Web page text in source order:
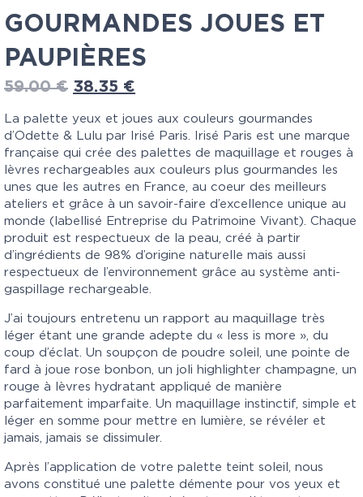
GOURMANDES JOUES ET
PAUPIÈRES
59.00€ 38.35 €
La palette yeux et joues aux couleurs gourmandes
d’Odette & Lulu par Irisé Paris. Irisé Paris est une marque
française qui crée des palettes de maquillage et rouges à
lèvres rechargeables aux couleurs plus gourmandes les
unes que les autres en France, au coeur des meilleurs
ateliers et grâce à un savoir-faire d’excellence unique au
monde (labellisé Entreprise du Patrimoine Vivant). Chaque
produit est respectueux de la peau, créé à partir
d’ingrédients de 98% d’origine naturelle mais aussi
respectueux de l’environnement grâce au système anti-
gaspillage rechargeable.
J’ai toujours entretenu un rapport au maquillage très
léger étant une grande adepte du « less is more », du
coup d’éclat. Un soupçon de poudre soleil, une pointe de
fard à joue rose bonbon, un joli highlighter champagne, un
rouge à lèvres hydratant appliqué de manière
parfaitement imparfaite. Un maquillage instinctif, simple et
léger en somme pour mettre en lumière, se révéler et
jamais, jamais se dissimuler.
Après l’application de votre palette teint soleil, nous
avons constitué une palette démente pour vos yeux et